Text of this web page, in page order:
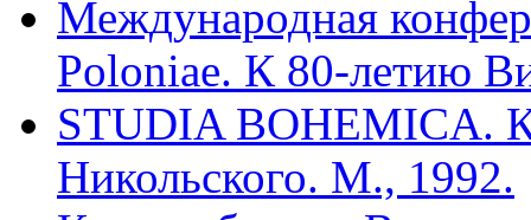
Международная
Poloniae. К 80-летию
STUDIA BOHEMICA.
Никольского. М., 1992.